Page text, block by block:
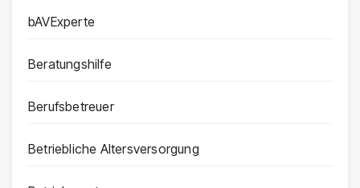
bAVExperte
Beratungshilfe
Berufsbetreuer
Betriebliche Altersversorgung